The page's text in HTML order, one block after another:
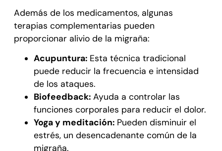
Además de los medicamentos, algunas
terapias complementarias pueden
proporcionar alivio de la migraña:
Acupuntura:Esta técnica tradicional
puede reducir la frecuencia e intensidad
de los ataques.
Biofeedback:Ayuda a controlar las
funciones corporales para reducir el dolor.
Yoga y meditación:Pueden disminuir el
estrés, un desencadenante común de la
migraña.